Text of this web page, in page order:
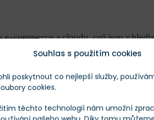
Souhlas s použitím cookies
poskytnout co nejlepší služby,
cookies.
těchto technologií nám umožní
commerce a cloudu, což jsou z
I proto v pondělí Jones stanovil
několik výhod, které zapříčiní
rozsahu, logistickou síť a věrnostní